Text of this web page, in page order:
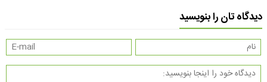
دیدگاه تان را بنویسید